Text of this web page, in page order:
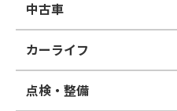
中古車
カーライフ
点検・整備